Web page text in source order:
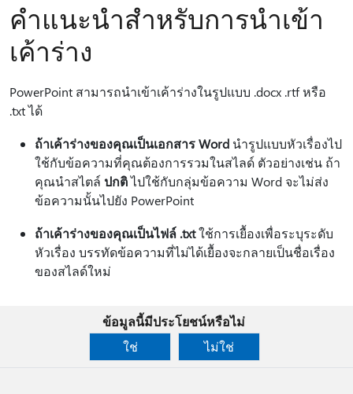
คำแนะนำสำหรับการนำเข้า
เค้าร่าง
PowerPoint สามารถนําเข้าเค้าร่างในรูปแบบ .docx .rtf หรือ
.txt ได้
ถ้าเค้าร่างของคุณเป็นเอกสาร Word นํารูปแบบหัวเรื่องไป
ใช้กับข้อความที่คุณต้องการรวมในสไลด์ ตัวอย่างเช่น ถ้า
คุณนําสไตล์ ปกติไปใช้กับกลุ่มข้อความ Word จะไม่ส่ง
ข้อความนั้นไปยัง PowerPoint
ถ้าเค้าร่างของคุณเป็นไฟล์ .txtใช้การเยื้องเพื่อระบุระดับ
หัวเรื่อง บรรทัดข้อความที่ไม่ได้เยื้องจะกลายเป็นชื่อเรื่อง
ของสไลด์ใหม่
ข้อมูลนี้มีประโยชน์หรือไม่
ใช่
ไม่ใช่